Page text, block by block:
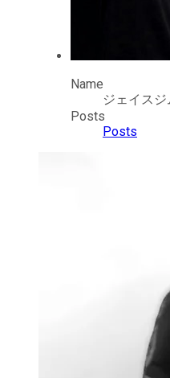
Name
ジェイスジ
Posts
Posts